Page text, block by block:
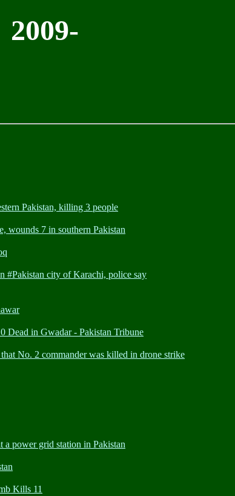
Pakistan, killing 3 people
7 in southern Pakistan
city of Karachi, police say
in Gwadar - Pakistan Tribune
No. 2 commander was killed in drone strike
power grid station in Pakistan
Kills 11